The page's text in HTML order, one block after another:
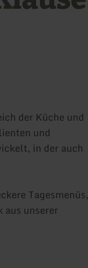
der Küche und
und
in der auch
Tagesmenüs,
aus unserer